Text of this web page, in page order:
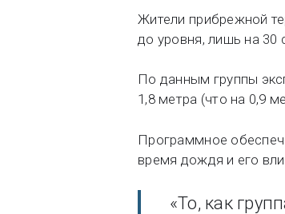
Жители прибрежной
до уровня, лишь на
По данным группы
1,8 метра (что на 0,9
Программное
время дождя и его
«То, как